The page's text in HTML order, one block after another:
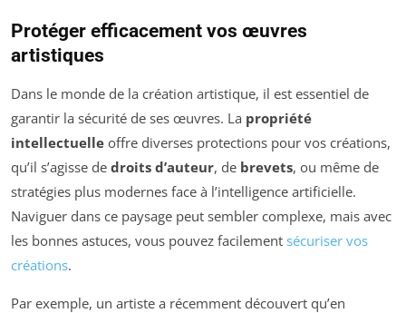
Protéger efficacement vos œuvres
artistiques
Dans le monde de la création artistique, il est essentiel de
garantir la sécurité de ses œuvres. La propriété
intellectuelle offre diverses protections pour vos créations,
qu’il s’agisse de droits d’auteur, de brevets, ou même de
stratégies plus modernes face à l’intelligence artificielle.
Naviguer dans ce paysage peut sembler complexe, mais avec
les bonnes astuces, vous pouvez facilement sécuriser vos
créations.
Par exemple, un artiste a récemment découvert qu’en